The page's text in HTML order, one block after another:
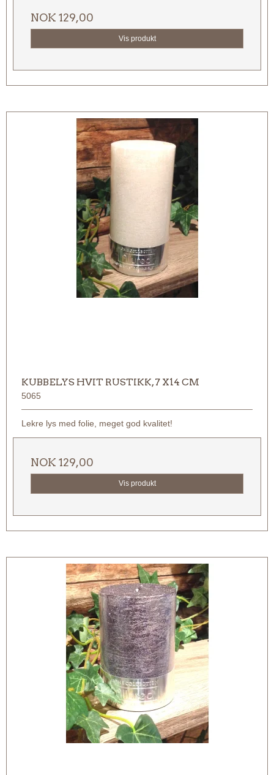
NOK 129,00
Vis produkt
KUBBELYS HVIT RUSTIKK, 7 X14 CM
5065
Lekre lys med folie, meget god kvalitet!
NOK 129,00
Vis produkt